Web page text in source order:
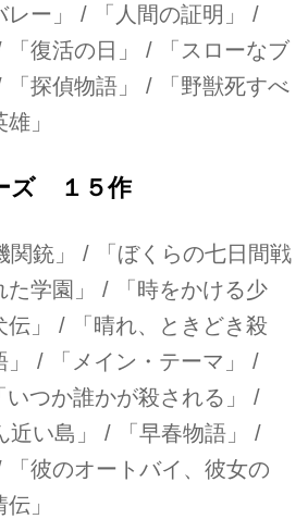
レー」 / 「人間の証明」 /
「復活の日」 / 「スローなブ
「探偵物語」 / 「野獣死すべ
」
ズ １５作
関銃」 / 「ぼくらの七日間戦
た学園」 / 「時をかける少
」 / 「晴れ、ときどき殺
」 / 「メイン・テーマ」 /
いつか誰かが殺される」 /
近い島」 / 「早春物語」 /
「彼のオートバイ、彼女の
」